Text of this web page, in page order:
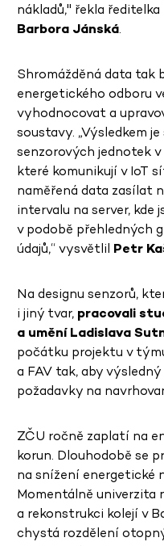
nákladů," řekla
Barbora Jánská.
Shromážděná data tak
energetického odboru
vyhodnocovat a
soustavy. „Výsledkem
senzorových jednotek
které komunikují v IoT
naměřená data zasílat
intervalu na server, kde
v podobě přehledných
údajů,“ vysvětlil Petr
Na designu senzorů,
i jiný tvar, pracovali
a umění Ladislava
počátku projektu v
a FAV tak, aby
požadavky na
ZČU ročně zaplatí na
korun. Dlouhodobě se
na snížení energetické
Momentálně univerzita
a rekonstrukci kolejí v
chystá rozdělení